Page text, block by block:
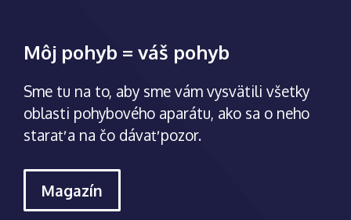
Môj pohyb = váš pohyb
Sme tu na to, aby sme vám vysvätili všetky
oblasti pohybového aparátu, ako sa o neho
starať a na čo dávať pozor.
Magazín